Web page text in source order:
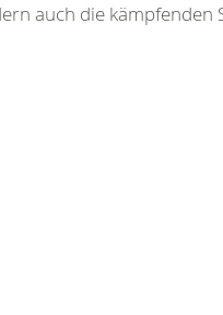
auch die kämpfenden